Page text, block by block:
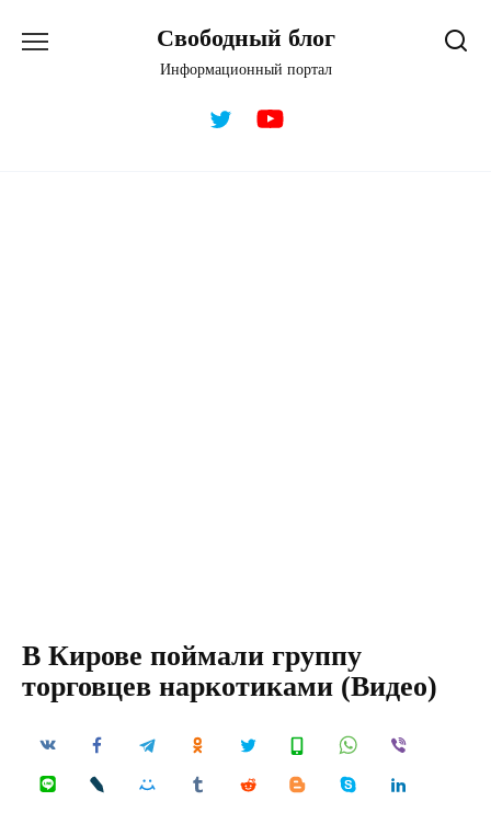
Свободный блог
Информационный портал
В Кирове поймали группу
торговцев наркотиками (Видео)